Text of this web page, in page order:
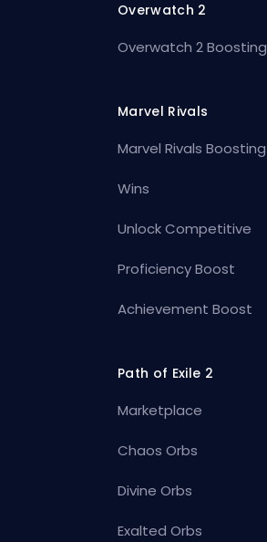
Overwatch 2
Overwatch 2 Boosting
Marvel Rivals
Marvel Rivals Boosting
Wins
Unlock Competitive
Proficiency Boost
Achievement Boost
Path of Exile 2
Marketplace
Chaos Orbs
Divine Orbs
Exalted Orbs